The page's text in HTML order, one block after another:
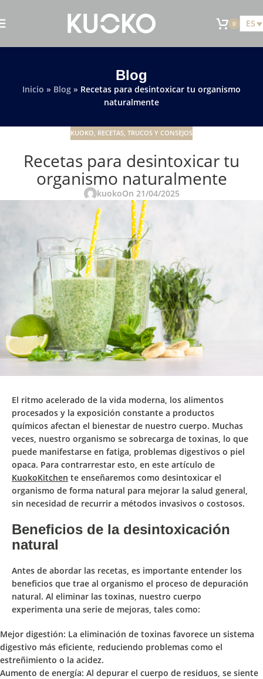
0 ES
Blog
Inicio » Blog » Recetas para desintoxicar tu organismo
naturalmente
KUOKO, RECETAS, TRUCOS Y CONSEJOS
Recetas para desintoxicar tu
organismo naturalmente
kuokoOn 21/04/2025
El ritmo acelerado de la vida moderna, los alimentos
procesados y la exposición constante a productos
químicos afectan el bienestar de nuestro cuerpo. Muchas
veces, nuestro organismo se sobrecarga de toxinas, lo que
puede manifestarse en fatiga, problemas digestivos o piel
opaca. Para contrarrestar esto, en este artículo de
KuokoKitchen te enseñaremos como desintoxicar el
organismo de forma natural para mejorar la salud general,
sin necesidad de recurrir a métodos invasivos o costosos.
Beneficios de la desintoxicación
natural
Antes de abordar las recetas, es importante entender los
beneficios que trae al organismo el proceso de depuración
natural. Al eliminar las toxinas, nuestro cuerpo
experimenta una serie de mejoras, tales como:
Mejor digestión: La eliminación de toxinas favorece un sistema
digestivo más eficiente, reduciendo problemas como el
estreñimiento o la acidez.
Aumento de energía: Al depurar el cuerpo de residuos, se siente